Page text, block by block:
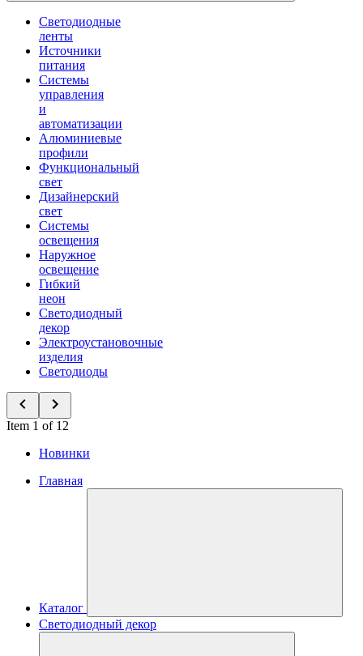
Светодиодные
ленты
Источники
питания
Системы
управления
и
автоматизации
Алюминиевые
профили
Функциональный
свет
Дизайнерский
свет
Системы
освещения
Наружное
освещение
Гибкий
неон
Светодиодный
декор
Электроустановочные
изделия
Светодиоды
Item 1 of 12
Новинки
Главная
Каталог
Светодиодный декор